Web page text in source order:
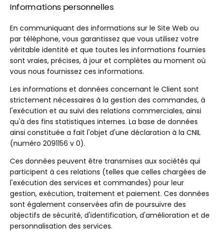
Informations personnelles
En communiquant des informations sur le Site Web ou
par téléphone, vous garantissez que vous utilisez votre
véritable identité et que toutes les informations fournies
sont vraies, précises, à jour et complètes au moment où
vous nous fournissez ces informations.
Les informations et données concernant le Client sont
strictement nécessaires à la gestion des commandes, à
l'exécution et au suivi des relations commerciales, ainsi
qu'à des fins statistiques internes. La base de données
ainsi constituée a fait l'objet d'une déclaration à la CNIL
(numéro 2091156 v 0).
Ces données peuvent être transmises aux sociétés qui
participent à ces relations (telles que celles chargées de
l'exécution des services et commandes) pour leur
gestion, exécution, traitement et paiement. Ces données
sont également conservées afin de poursuivre des
objectifs de sécurité, d'identification, d'amélioration et de
personnalisation des services.